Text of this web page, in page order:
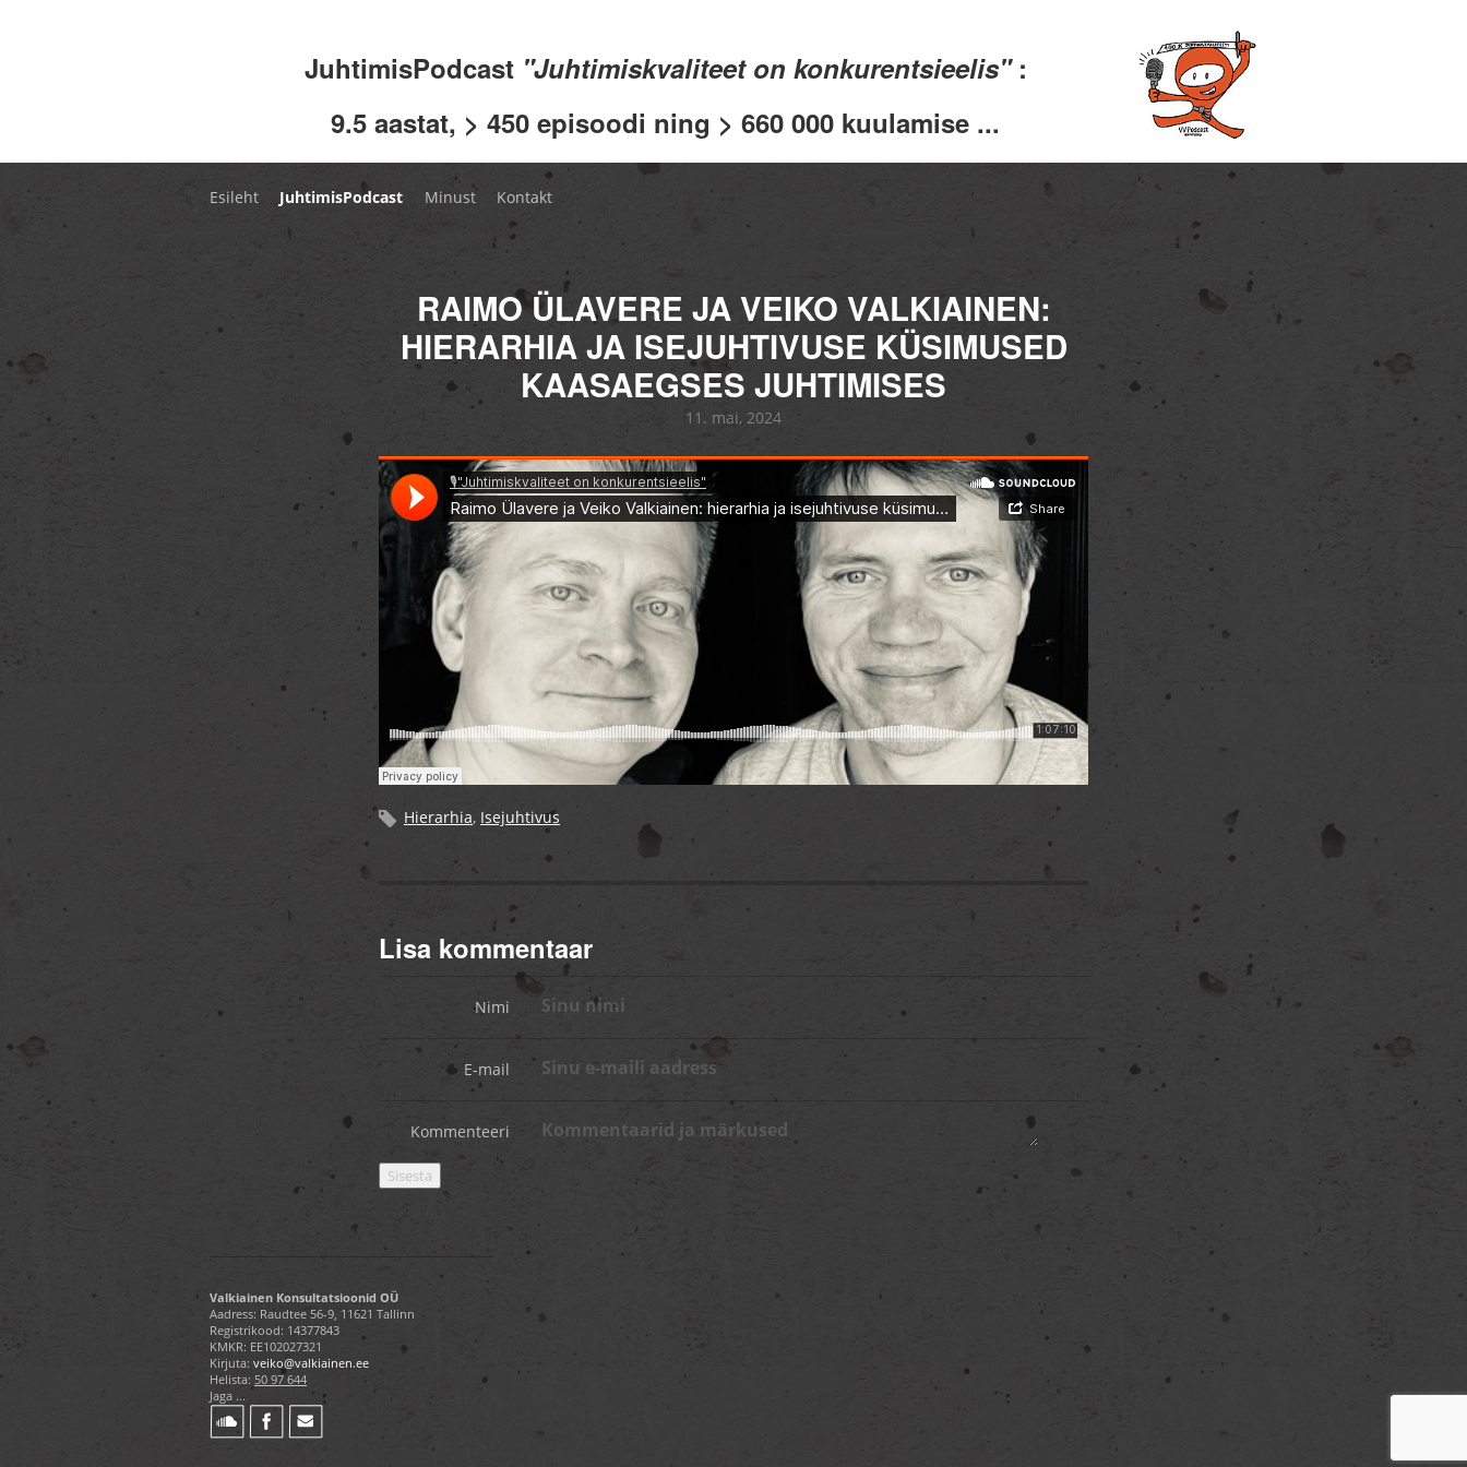
JuhtimisPodcast "Juhtimiskvaliteet on konkurentsieelis" :
9.5 aastat, > 450 episoodi ning > 660 000 kuulamise ...
Esileht JuhtimisPodcast Minust Kontakt
RAIMO ÜLAVERE JA VEIKO VALKIAINEN:
HIERARHIA JA ISEJUHTIVUSE KÜSIMUSED
KAASAEGSES JUHTIMISES
11. mai, 2024
Hierarhia, Isejuhtivus
Lisa kommentaar
Nimi
E-mail
Kommenteeri
Valkiainen Konsultatsioonid OÜ
Aadress: Raudtee 56-9, 11621 Tallinn
Registrikood: 14377843
KMKR: EE102027321
Kirjuta: veiko@valkiainen.ee
Helista: 50 97 644
Jaga ...